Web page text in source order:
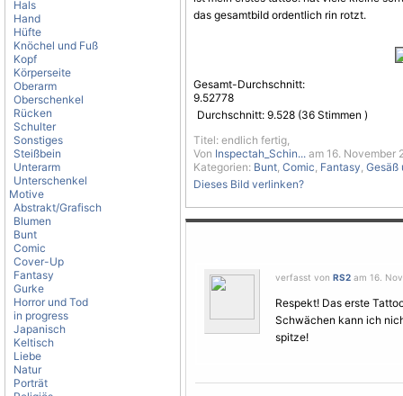
Hals
Hand
Hüfte
Knöchel und Fuß
Kopf
Körperseite
Oberarm
Oberschenkel
Rücken
Schulter
Sonstiges
Steißbein
Unterarm
Unterschenkel
Motive
Abstrakt/Grafisch
Blumen
Bunt
Comic
Cover-Up
Fantasy
Gurke
Horror und Tod
in progress
Japanisch
Keltisch
Liebe
Natur
Porträt
das gesamtbild ordentlich rin rotzt.
Gesamt-Durchschnitt:
9.52778
Durchschnitt: 9.528 (36 Stimmen )
Titel: endlich fertig,
Von Inspectah_Schin... am 16. November
Kategorien: Bunt, Comic, Fantasy, Gesäß
Dieses Bild verlinken?
verfasst von RS2 am 16.
Respekt! Das erste
Schwächen kann ich
spitze!